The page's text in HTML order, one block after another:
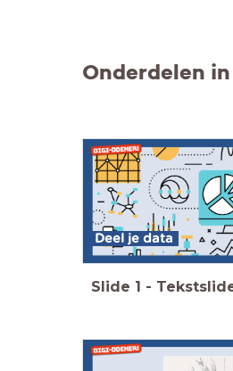
Onderdelen
Deel je data
Slide 1 -